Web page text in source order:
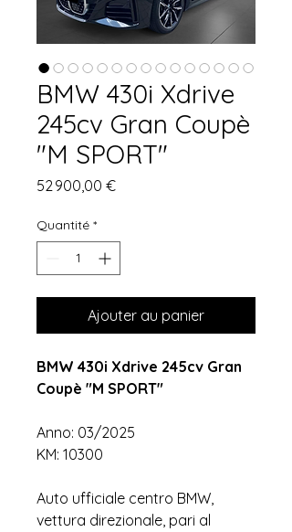
BMW 430i Xdrive
245cv Gran Coupè
"M SPORT"
52 900,00 €Prix
Quantité *
Ajouter au panier
BMW 430i Xdrive 245cv Gran
Coupè "M SPORT"
Anno: 03/2025
KM: 10300
Auto ufficiale centro BMW,
vettura direzionale, pari al